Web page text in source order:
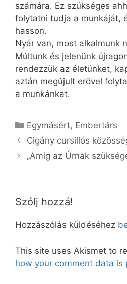
számára. Ez szükséges
folytatni tudja a munkáját,
hasson.
Nyár van, most alkalmunk
Múltunk és jelenünk
rendezzük az életünket,
aztán megújult erővel
a munkánkat.
Kategória
Egymásért, Embertárs
Cigány cursillós
„Amíg az Úrnak
Szólj hozzá!
Hozzászólás küldéséhez
This site uses Akismet to
how your comment data is